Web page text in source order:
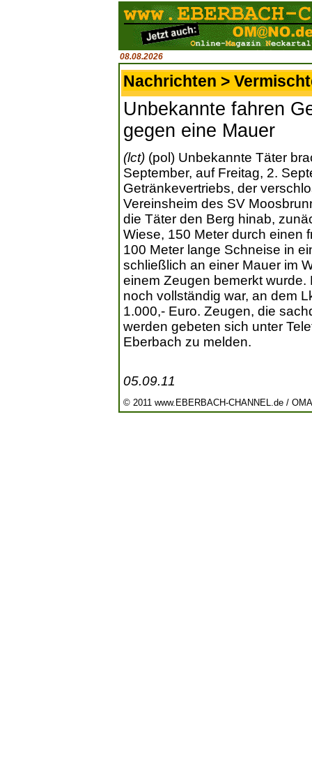
08.08.2026
Nachrichten >
Unbekannte fahren
gegen eine Mauer
(lct) (pol) Unbekannte Täter
September, auf Freitag, 2.
Getränkevertriebs, der
Vereinsheim des SV
die Täter den Berg hinab,
Wiese, 150 Meter durch einen
100 Meter lange Schneise in
schließlich an einer Mauer im
einem Zeugen bemerkt
noch vollständig war, an dem
1.000,- Euro. Zeugen, die
werden gebeten sich unter
Eberbach zu melden.
05.09.11
© 2011 www.EBERBACH-CHANNEL.de /